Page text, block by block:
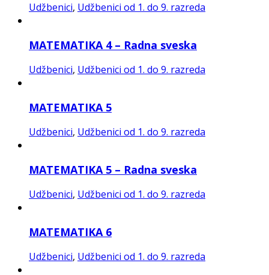
Udžbenici, Udžbenici od 1. do 9. razreda
MATEMATIKA 4 – Radna sveska
Udžbenici, Udžbenici od 1. do 9. razreda
MATEMATIKA 5
Udžbenici, Udžbenici od 1. do 9. razreda
MATEMATIKA 5 – Radna sveska
Udžbenici, Udžbenici od 1. do 9. razreda
MATEMATIKA 6
Udžbenici, Udžbenici od 1. do 9. razreda